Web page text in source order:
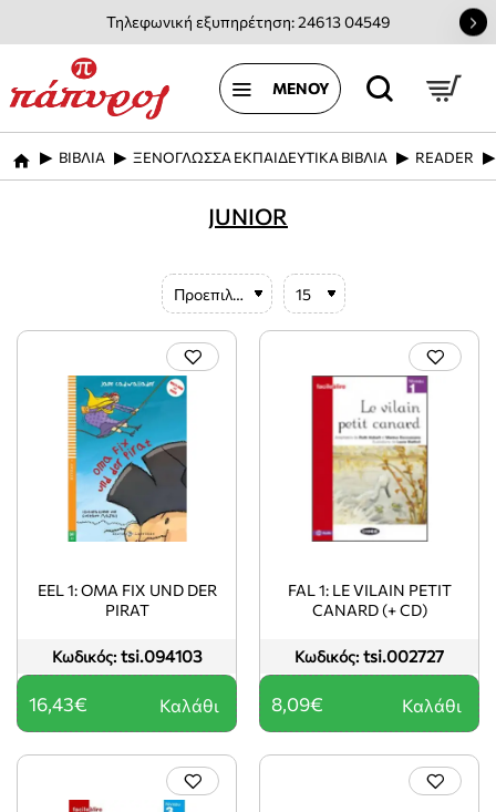
Τηλεφωνική εξυπηρέτηση: 24613 04549
home
ΒΙΒΛΙΑ ΞΕΝΟΓΛΩΣΣΑ ΕΚΠΑΙΔΕΥΤΙΚΑ ΒΙΒΛΙΑ READER
JUNIOR
Κωδικός: tsi.094103
EEL 1: OMA FIX UND DER
PIRAT
16,43€ Καλάθι
Κωδικός: tsi.002727
FAL 1: LE VILAIN PETIT
CANARD (+ CD)
8,09€ Καλάθι